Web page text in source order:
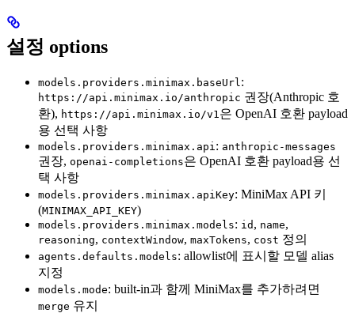
설정 options
models.providers.minimax.baseUrl:
https://api.minimax.io/anthropic 권장(Anthropic 호
환), https://api.minimax.io/v1은 OpenAI 호환 payload
용 선택 사항
models.providers.minimax.api: anthropic-messages
권장, openai-completions은 OpenAI 호환 payload용 선
택 사항
models.providers.minimax.apiKey: MiniMax API 키
(MINIMAX_API_KEY)
models.providers.minimax.models: id , name,
reasoning, contextWindow, maxTokens, cost 정의
agents.defaults.models: allowlist에 표시할 모델 alias
지정
models.mode: built-in과 함께 MiniMax를 추가하려면
merge 유지